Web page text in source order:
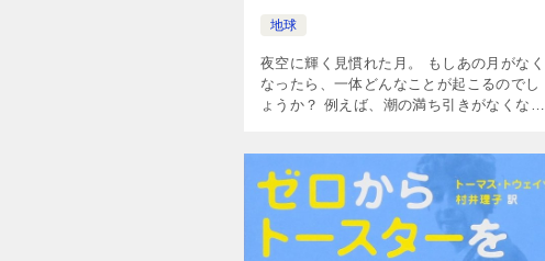
地球
夜空に輝く見慣れた月。 もしあの月がなく
なったら、一体どんなことが起こるのでし
ょうか？ 例えば、潮の満ち引きがなくなる
が起こったり・・・。 月が […]